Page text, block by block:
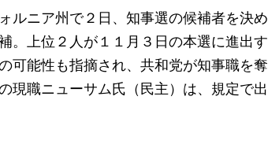
ルニア州で２日、知事選の候補者を決め
。上位２人が１１月３日の本選に進出す
可能性も指摘され、共和党が知事職を奪
現職ニューサム氏（民主）は、規定で出